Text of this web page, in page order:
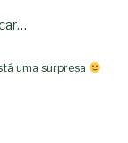
uma surpresa